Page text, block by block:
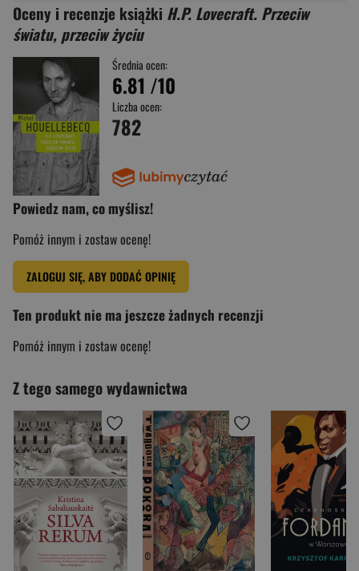
Oceny i recenzje książki H.P. Lovecraft. Przeciw
światu, przeciw życiu
Średnia ocen:
6.81 /10
Liczba ocen:
782
Powiedz nam, co myślisz!
Pomóż innym i zostaw ocenę!
ZALOGUJ SIĘ, ABY DODAĆ OPINIĘ
Ten produkt nie ma jeszcze żadnych recenzji
Pomóż innym i zostaw ocenę!
Z tego samego wydawnictwa